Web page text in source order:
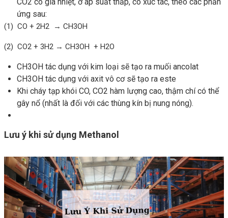
ứng sau:
(1) CO + 2H2 → CH3OH
(2) CO2 + 3H2 → CH3OH + H2O
CH3OH tác dụng với kim loại sẽ tạo ra muối ancolat
CH3OH tác dụng với axit vô cơ sẽ tạo ra este
Khi cháy tạp khói CO, CO2 hàm lượng cao, thậm chí có thể
gây nổ (nhất là đối với các thùng kín bị nung nóng).
Lưu ý khi sử dụng Methanol